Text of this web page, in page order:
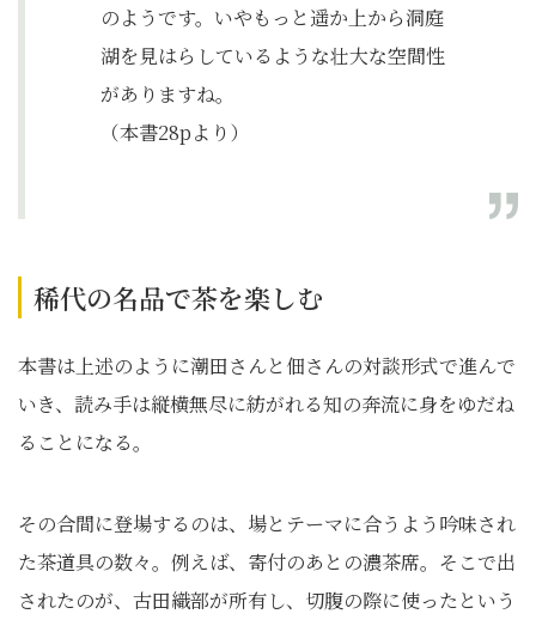
のようです。いやもっと遥か上から洞庭
湖を見はらしているような壮大な空間性
がありますね。
（本書28pより）
稀代の名品で茶を楽しむ
本書は上述のように潮田さんと佃さんの対談形式で進んで
いき、読み手は縦横無尽に紡がれる知の奔流に身をゆだね
ることになる。
その合間に登場するのは、場とテーマに合うよう吟味され
た茶道具の数々。例えば、寄付のあとの濃茶席。そこで出
されたのが、古田織部が所有し、切腹の際に使ったという